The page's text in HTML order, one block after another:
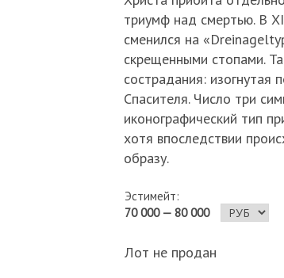
триумф над смертью. В
сменился на
скрещенными стопами.
сострадания: изогнутая
Спасителя. Число три
иконографический тип
хотя впоследствии
образу.
Эстимейт:
70 000 — 80 000
Лот не продан